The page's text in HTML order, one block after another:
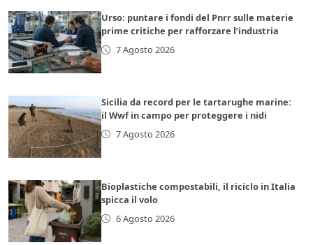
Urso: puntare i fondi del Pnrr sulle materie
prime critiche per rafforzare l’industria
7 Agosto 2026
Sicilia da record per le tartarughe marine:
il Wwf in campo per proteggere i nidi
7 Agosto 2026
Bioplastiche compostabili, il riciclo in Italia
spicca il volo
6 Agosto 2026